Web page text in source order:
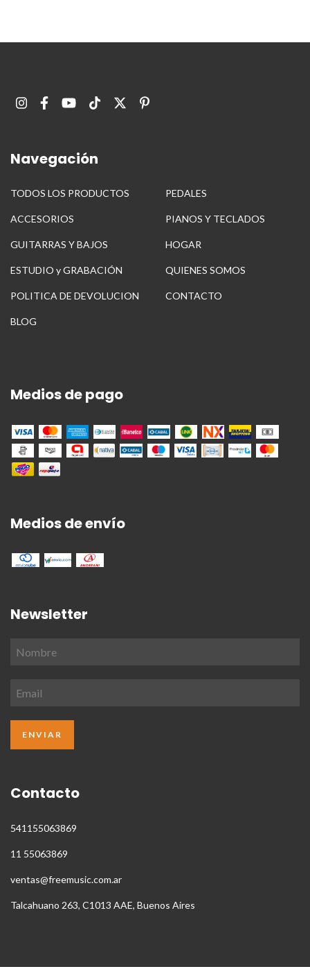
Navegación
TODOS LOS PRODUCTOS PEDALES
ACCESORIOS PIANOS Y TECLADOS
GUITARRAS Y BAJOS HOGAR
ESTUDIO y GRABACIÓN QUIENES SOMOS
POLITICA DE DEVOLUCION CONTACTO
BLOG
Medios de pago
Medios de envío
Newsletter
Contacto
541155063869
11 55063869
ventas@freemusic.com.ar
Talcahuano 263, C1013 AAE, Buenos Aires